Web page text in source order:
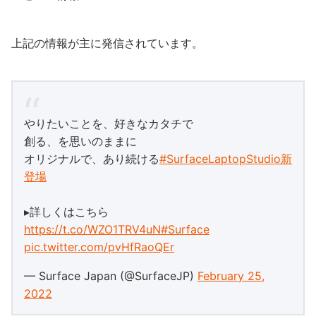
上記の情報が主に発信されています。
やりたいことを、好きなカタチで
創る、を思いのままに
オリジナルで、あり続ける#SurfaceLaptopStudio新
登場
▸詳しくはこちら
https://t.co/WZO1TRV4uN#Surface
pic.twitter.com/pvHfRaoQEr
— Surface Japan (@SurfaceJP) February 25,
2022